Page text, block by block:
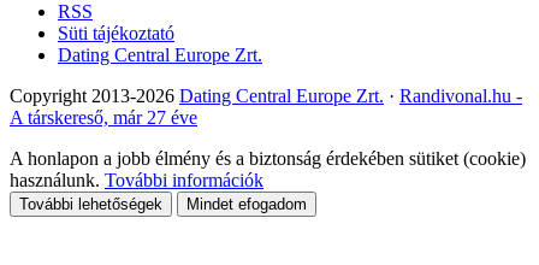
RSS
Süti tájékoztató
Dating Central Europe Zrt.
Copyright 2013-2026 Dating Central Europe Zrt. · Randivonal.hu -
A társkereső, már 27 éve
A honlapon a jobb élmény és a biztonság érdekében sütiket (cookie)
használunk. További információk
További lehetőségek Mindet efogadom